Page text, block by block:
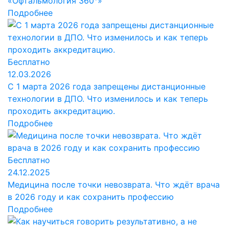
Подробнее
Бесплатно
12.03.2026
С 1 марта 2026 года запрещены дистанционные
технологии в ДПО. Что изменилось и как теперь
проходить аккредитацию.
Подробнее
Бесплатно
24.12.2025
Медицина после точки невозврата. Что ждёт врача
в 2026 году и как сохранить профессию
Подробнее